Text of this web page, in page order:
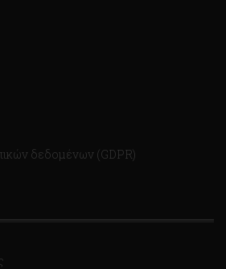
δεδομένων (GDPR)